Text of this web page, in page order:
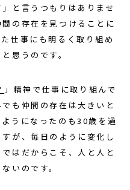
と言うつもりはありませ
の存在を見つけることに
仕事にも明るく取り組め
思うのです。
」精神で仕事に取り組んで
も仲間の存在は大きいと
うになったのも30歳を過
が、毎日のように変化し
はだからこそ、人と人と
いのです。